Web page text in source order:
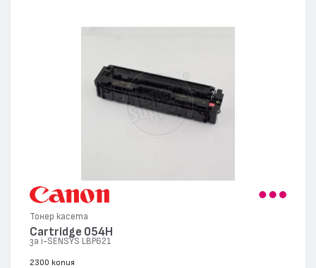
Тонер касета
Cartridge 054H
за i-SENSYS LBP621
2300 копия